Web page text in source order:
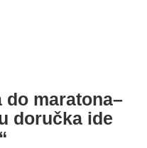
maratona–
doručka ide